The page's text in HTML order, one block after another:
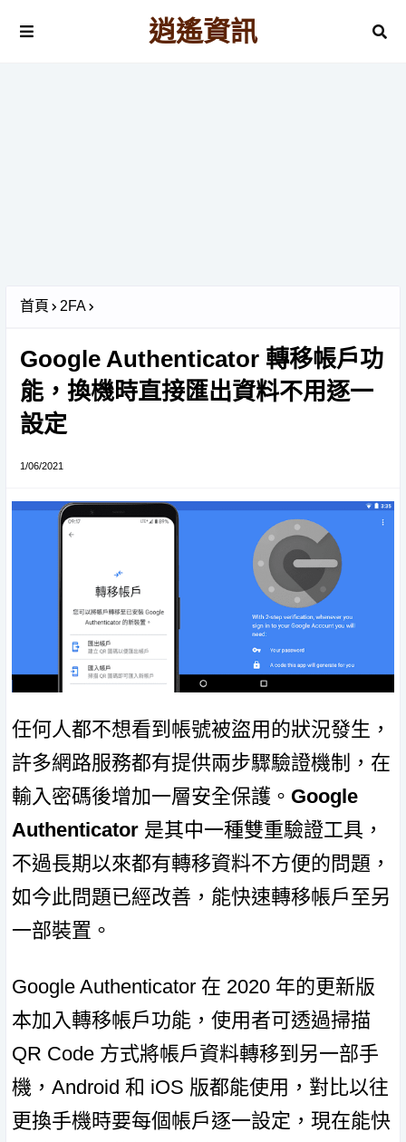
逍遙資訊
首頁 2FA
Google Authenticator 轉移帳戶功
能，換機時直接匯出資料不用逐一
設定
1/06/2021
任何人都不想看到帳號被盜用的狀況發生，
許多網路服務都有提供兩步驟驗證機制，在
輸入密碼後增加一層安全保護。 Google
Authenticator 是其中一種雙重驗證工具，
不過長期以來都有轉移資料不方便的問題，
如今此問題已經改善，能快速轉移帳戶至另
一部裝置。
Google Authenticator 在 2020 年的更新版
本加入轉移帳戶功能，使用者可透過掃描
QR Code 方式將帳戶資料轉移到另一部手
機，Android 和 iOS 版都能使用，對比以往
更換手機時要每個帳戶逐一設定，現在能快